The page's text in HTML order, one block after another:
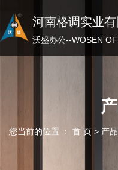
河南格调实业有
沃盛办公——WOSEN
河南格调实业有
沃盛办公--WOSEN
您当前的位置 ： 首 页 > 产